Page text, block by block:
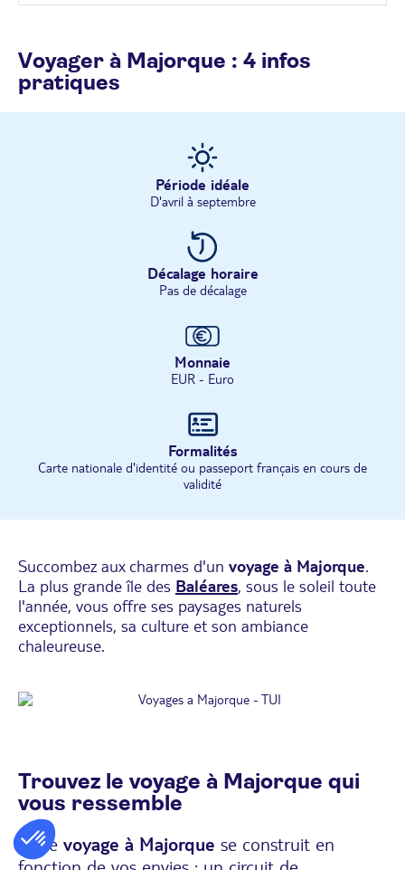
Voyager à Majorque : 4 infos
pratiques
Période idéale
D'avril à septembre
Décalage horaire
Pas de décalage
Monnaie
EUR - Euro
Formalités
Carte nationale d'identité ou passeport français en cours de
validité
Succombez aux charmes d'un voyage à Majorque.
La plus grande île des Baléares, sous le soleil toute
l'année, vous offre ses paysages naturels
exceptionnels, sa culture et son ambiance
chaleureuse.
Trouvez le voyage à Majorque qui
vous ressemble
Votre voyage à Majorque se construit en